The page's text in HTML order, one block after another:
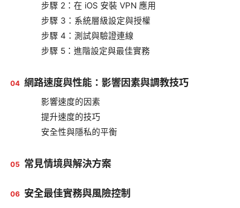
步驟 2：在 iOS 安裝 VPN 應用
步驟 3：系統層級設定與授權
步驟 4：測試與驗證連線
步驟 5：進階設定與最佳實務
網路速度與性能：影響因素與調教技巧
影響速度的因素
提升速度的技巧
安全性與隱私的平衡
常見情境與解決方案
安全最佳實務與風險控制